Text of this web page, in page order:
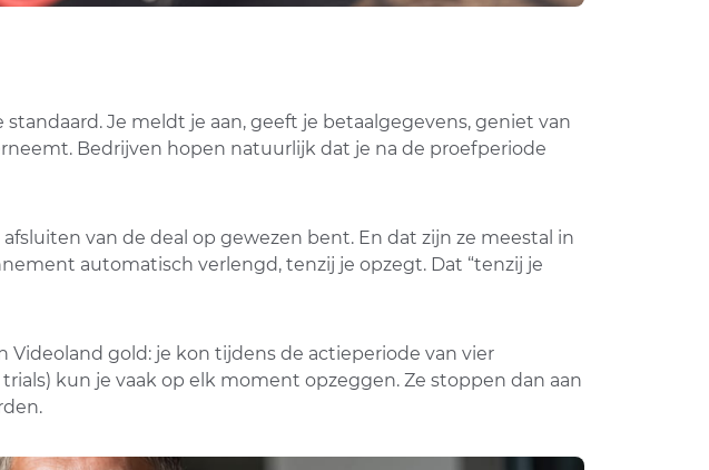
Je meldt je aan, geeft je betaalgegevens, geniet van
Bedrijven hopen natuurlijk dat je na de proefperiode
van de deal op gewezen bent. En dat zijn ze meestal in
automatisch verlengd, tenzij je opzegt. Dat “tenzij je
gold: je kon tijdens de actieperiode van vier
kun je vaak op elk moment opzeggen. Ze stoppen dan aan